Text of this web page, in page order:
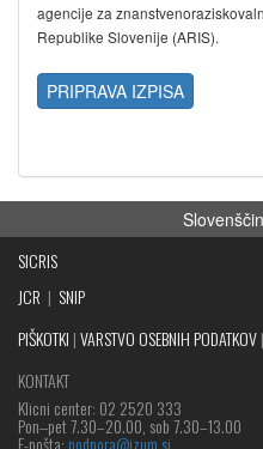
agencije za
Republike Slovenije (ARIS).
PRIPRAVA IZPISA
SICRIS
JCR | SNIP
PIŠKOTKI |VARSTVO OSEBNIH PODATKOV|
KONTAKT
Klicni center: 02 2520 333
Pon‒pet 7.30–20.00, sob 7.30–13.00
E-pošta: podpora@izum.si